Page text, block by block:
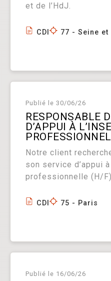
et de l’HdJ.
CDI
77 - Seine et
Publié le 30/06/26
RESPONSABLE
D’APPUI À
Notre client
son service d’appui
professionnelle (H/
CDI
75 - Paris
Publié le 16/06/26